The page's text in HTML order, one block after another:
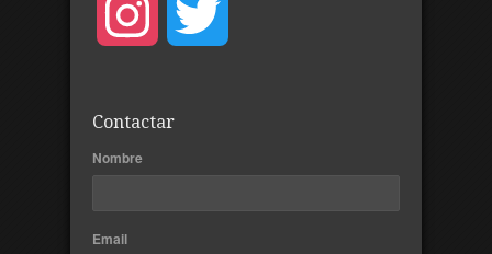
Instagram
Contactar
Nombre
Email